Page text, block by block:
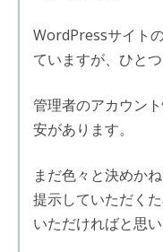
WordPressサイト
ていますが、ひと
管理者のアカウン
安があります。
まだ色々と決めか
提示していただく
いただければと思い